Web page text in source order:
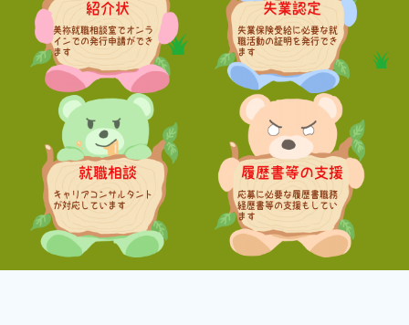
各種セミナー
履歴書ジェネレーター
紹介状
美祢就職相談室でオンラ
インでの発行申請ができ
ます
失業認定
失業保険受給に必要な就
職活動の証明を発行でき
ます
就職相談
キャリアコンサルタント
が対応しています
履歴書等の支援
応募に必要な履歴書職務
経歴書等の支援もしてい
ます